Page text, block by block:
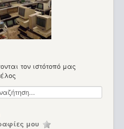
τον ιστότοπό μας
μου